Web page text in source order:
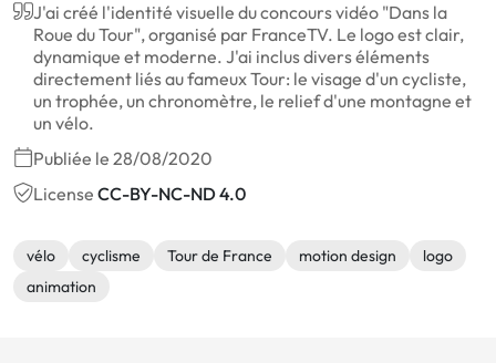
J'ai créé l'identité visuelle du concours vidéo "Dans la
Roue du Tour", organisé par FranceTV. Le logo est clair,
dynamique et moderne. J'ai inclus divers éléments
directement liés au fameux Tour: le visage d'un cycliste,
un trophée, un chronomètre, le relief d'une montagne et
un vélo.
Publiée le 28/08/2020
License CC-BY-NC-ND 4.0
vélo cyclisme Tour de France motion design
logo
animation